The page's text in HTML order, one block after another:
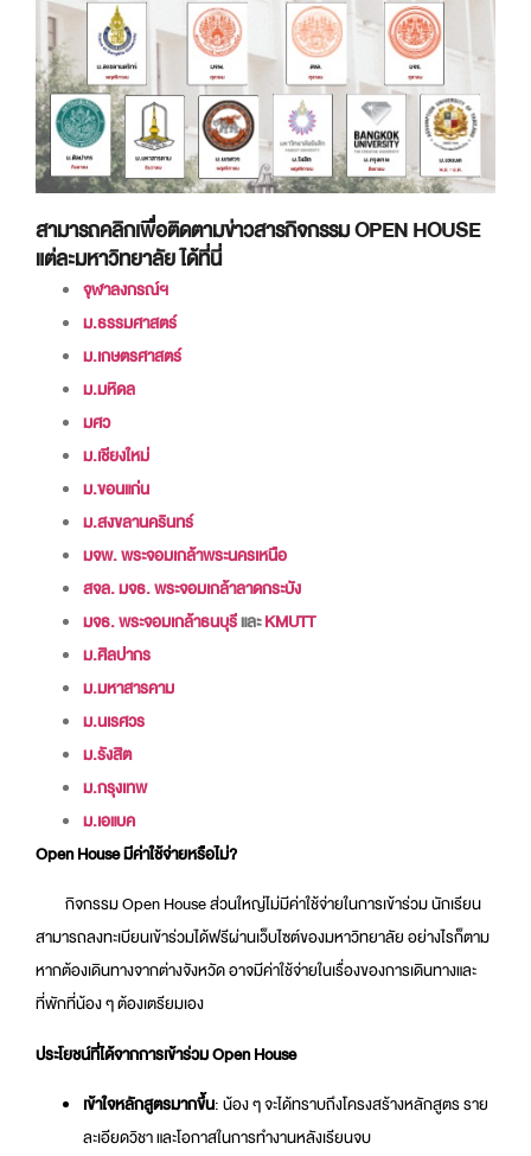
สามารถคลิกเพื่อติดตามข่าวสารกิจกรรม OPEN HOUSE
แต่ละมหาวิทยาลัย ได้ที่นี่
จุฬาลงกรณ์ฯ
ม.ธรรมศาสตร์
ม.เกษตรศาสตร์
ม.มหิดล
มศว
ม.เชียงใหม่
ม.ขอนแก่น
ม.สงขลานครินทร์
มจพ. พระจอมเกล้าพระนครเหนือ
สจล. มจธ. พระจอมเกล้าลาดกระบัง
มจธ. พระจอมเกล้าธนบุรีและKMUTT
ม.ศิลปากร
ม.มหาสารคาม
ม.นเรศวร
ม.รังสิต
ม.กรุงเทพ
ม.เอแบค
Open House มีค่าใช้จ่ายหรือไม่?
กิจกรรม Open House ส่วนใหญ่ไม่มีค่าใช้จ่ายในการเข้าร่วม นักเรียน
สามารถลงทะเบียนเข้าร่วมได้ฟรีผ่านเว็บไซต์ของมหาวิทยาลัย อย่างไรก็ตาม
หากต้องเดินทางจากต่างจังหวัด อาจมีค่าใช้จ่ายในเรื่องของการเดินทางและ
ที่พักที่น้อง ๆ ต้องเตรียมเอง
ประโยชน์ที่ได้จากการเข้าร่วม Open House
เข้าใจหลักสูตรมากขึ้น: น้อง ๆ จะได้ทราบถึงโครงสร้างหลักสูตร ราย
ละเอียดวิชา และโอกาสในการทำงานหลังเรียนจบ